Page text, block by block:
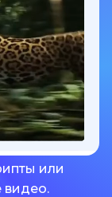
или
видео.